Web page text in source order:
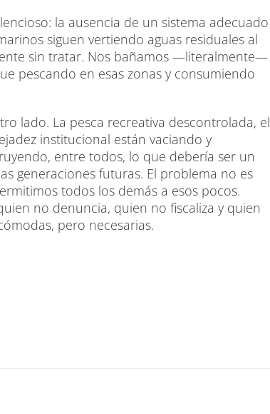
la ausencia de un sistema adecuado
siguen vertiendo aguas residuales al
sin tratar. Nos bañamos —literalmente—
pescando en esas zonas y consumiendo
lado. La pesca recreativa descontrolada, el
institucional están vaciando y
entre todos, lo que debería ser un
generaciones futuras. El problema no es
todos los demás a esos pocos.
no denuncia, quien no fiscaliza y quien
pero necesarias.